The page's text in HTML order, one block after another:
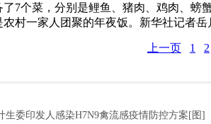
7个菜，分别是鲤鱼、猪肉、鸡肉、螃
村一家人团聚的年夜饭。新华社记者岳
上一页 1 2
生委印发人感染H7N9禽流感疫情防控方案[图]